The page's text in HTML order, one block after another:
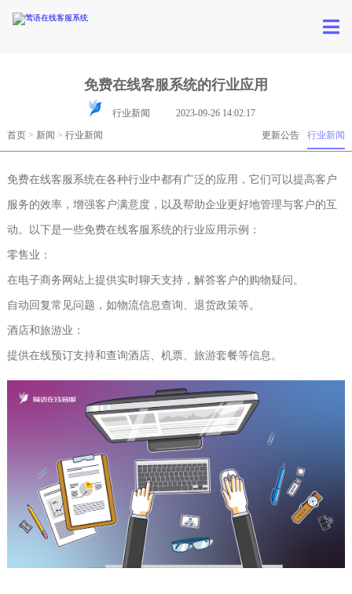
免费在线客服系统的行业应用
行业新闻
2023-09-26 14:02:17
行业新闻
更新公告
首页> 新闻 > 行业新闻
免费在线客服系统在各种行业中都有广泛的应用，它们可以提高客户
服务的效率，增强客户满意度，以及帮助企业更好地管理与客户的互
动。以下是一些免费在线客服系统的行业应用示例：
零售业：
在电子商务网站上提供实时聊天支持，解答客户的购物疑问。
自动回复常见问题，如物流信息查询、退货政策等。
酒店和旅游业：
提供在线预订支持和查询酒店、机票、旅游套餐等信息。